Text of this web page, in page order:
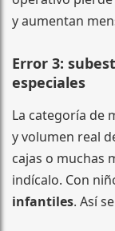
y aumentan
Error 3:
especiales
La categoría de
y volumen real
cajas o muchas
indícalo. Con
infantiles. Así